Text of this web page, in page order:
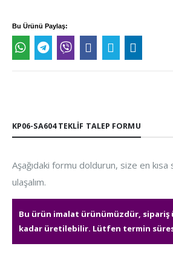
Bu Ürünü Paylaş:
KP06-SA604 TEKLIF TALEP FORMU
Aşağıdaki formu doldurun, size en
ulaşalım.
Bu ürün imalat ürünümüzdür,
kadar üretilebilir. Lütfen termin